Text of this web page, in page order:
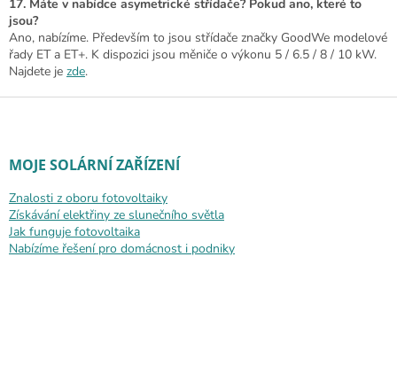
17. Máte v nabídce asymetrické střídače? Pokud ano, které to
jsou?
Ano, nabízíme. Především to jsou střídače značky GoodWe modelové
řady ET a ET+. K dispozici jsou měniče o výkonu 5 / 6.5 / 8 / 10 kW.
Najdete je zde.
Zápatí
MOJE SOLÁRNÍ ZAŘÍZENÍ
Znalosti z oboru fotovoltaiky
Získávání elektřiny ze slunečního světla
Jak funguje fotovoltaika
Nabízíme řešení pro domácnost i podniky